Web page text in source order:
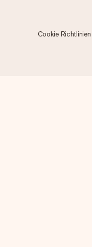
Cookie Richtlinien